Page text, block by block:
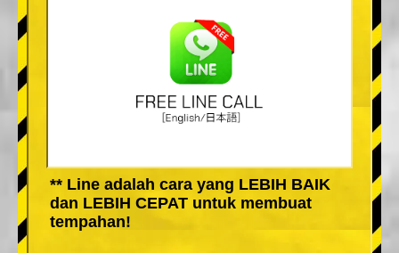
** Line adalah cara yang LEBIH BAIK
dan LEBIH CEPAT untuk membuat
tempahan!